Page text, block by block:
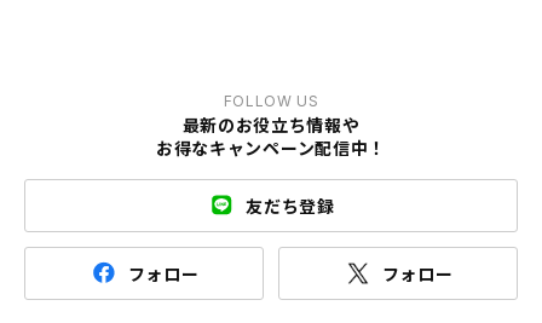
FOLLOW US
最新のお役立ち情報や
お得なキャンペーン配信中！
友だち登録
フォロー フォロー